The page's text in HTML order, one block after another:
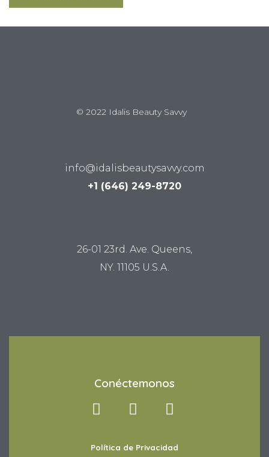
© 2022 Idalis Beauty Savvy
info@idalisbeautysavvy.com
+1 (646) 249-8720
26-01 23rd. Ave. Queens,
NY. 11105 U.S.A.
Conéctemonos
Política de Privacidad